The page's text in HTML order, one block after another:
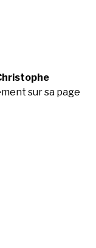
sur sa page